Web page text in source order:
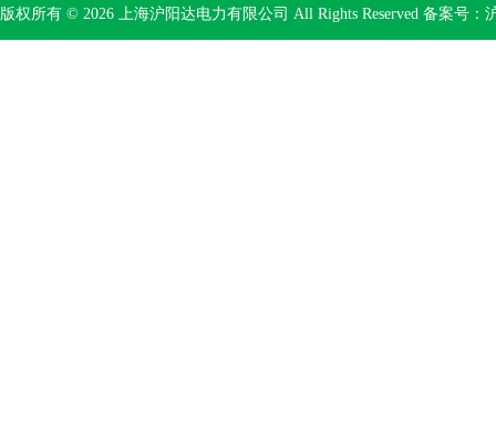
版权所有 © 2026 上海沪阳达电力有限公司 All Rights Reserved 备案号：